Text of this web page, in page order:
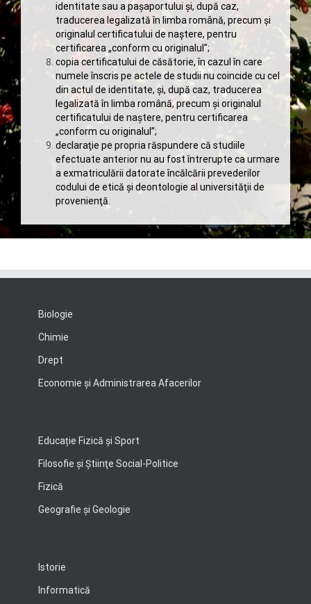
identitate sau a paşaportului şi, după caz,
traducerea legalizată în limba română, precum și
originalul certificatului de naștere, pentru
certificarea „conform cu originalul”;
copia certificatului de căsătorie, în cazul în care
numele înscris pe actele de studii nu coincide cu cel
din actul de identitate, şi, după caz, traducerea
legalizată în limba română, precum și originalul
certificatului de naștere, pentru certificarea
„conform cu originalul”;
declaraţie pe propria răspundere că studiile
efectuate anterior nu au fost întrerupte ca urmare
a exmatriculării datorate încălcării prevederilor
codului de etică şi deontologie al universităţii de
provenienţă.
Biologie
Chimie
Drept
Economie şi Administrarea Afacerilor
Educație Fizică și Sport
Filosofie şi Ştiinţe Social-Politice
Fizică
Geografie şi Geologie
Istorie
Informatică